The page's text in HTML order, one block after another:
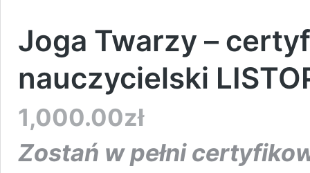
Joga Twarzy –
nauczycielski
1,000.00zł
Zostań w pełni